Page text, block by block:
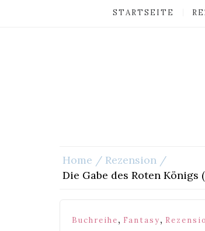
STARTSEITE
Home
Rezension
Die Gabe des Roten Königs
Buchreihe, Fantasy,